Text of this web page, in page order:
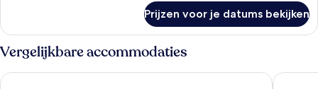
eenpersoonsbedden
laden
kamer,
1
twee-
2
Prijzen voor je datums bekijken
Vergelijkbare accommodaties
Koh Tao Heritage Koh